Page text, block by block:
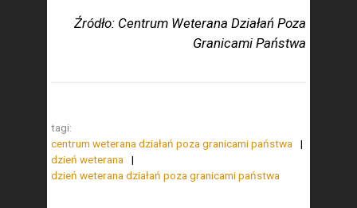
Źródło: Centrum Weterana Działań Poza
Granicami Państwa
tagi:
centrum weterana działań poza granicami państwa
dzień weterana
dzień weterana działań poza granicami państwa